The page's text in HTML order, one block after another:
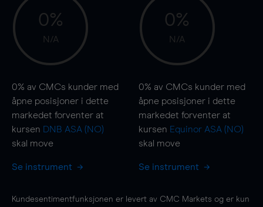
0%
N/A
0% av CMCs kunder med
åpne posisjoner i dette
markedet forventer at
kursen DNB ASA (NO)
skal move
Se instrument
0%
N/A
0% av CMCs kunder med
åpne posisjoner i dette
markedet forventer at
kursen Equinor ASA (NO)
skal move
Se instrument
Kundesentimentfunksjonen er levert av CMC Markets og er kun